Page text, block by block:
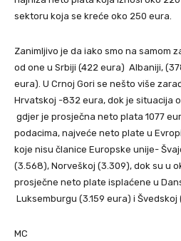
sektoru koja se kreće oko 250 eura.
Zanimljivo je da iako smo na samom
od one u Srbiji (422 eura) Albaniji,
eura). U Crnoj Gori se nešto više
Hrvatskoj -832 eura, dok je situacija
gdjer je prosječna neto plata 1077
podacima, najveće neto plate u
koje nisu članice Europske unije-
(3.568), Norveškoj (3.309), dok su u
prosječne neto plate isplaćene u
Luksemburgu (3.159 eura) i Švedskoj
MC